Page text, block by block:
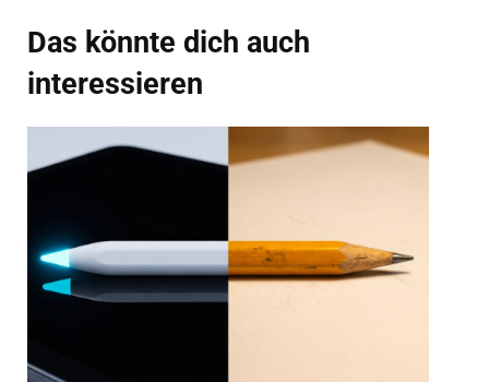
Das könnte dich auch
interessieren